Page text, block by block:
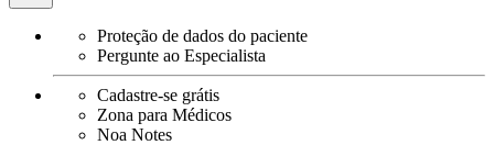
Proteção de dados do paciente
Pergunte ao Especialista
Cadastre-se grátis
Zona para Médicos
Noa Notes